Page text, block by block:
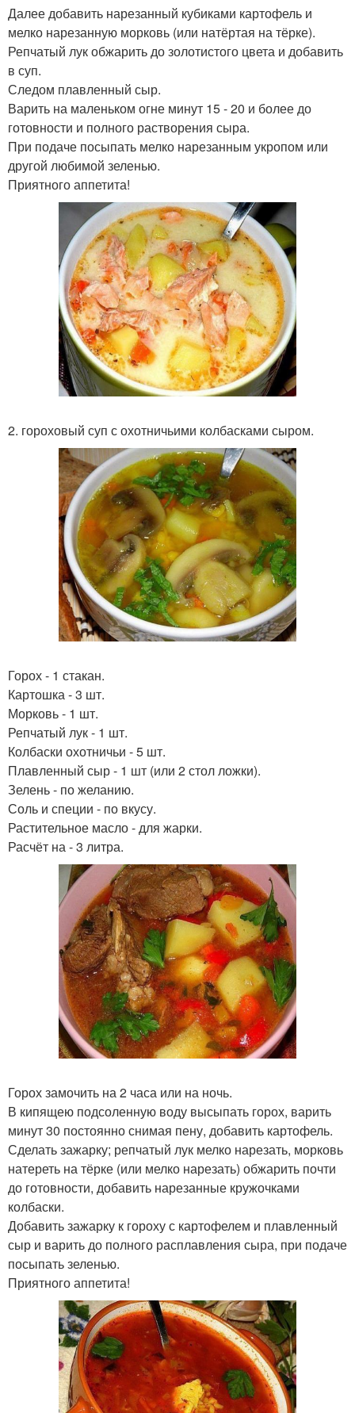
Далее добавить нарезанный кубиками картофель и
мелко нарезанную морковь (или натёртая на тёрке).
Репчатый лук обжарить до золотистого цвета и добавить
в суп.
Следом плавленный сыр.
Варить на маленьком огне минут 15 - 20 и более до
готовности и полного растворения сыра.
При подаче посыпать мелко нарезанным укропом или
другой любимой зеленью.
Приятного аппетита!
2. гороховый суп с охотничьими колбасками сыром.
Горох - 1 стакан.
Картошка - 3 шт.
Морковь - 1 шт.
Репчатый лук - 1 шт.
Колбаски охотничьи - 5 шт.
Плавленный сыр - 1 шт (или 2 стол ложки).
Зелень - по желанию.
Соль и специи - по вкусу.
Растительное масло - для жарки.
Расчёт на - 3 литра.
Горох замочить на 2 часа или на ночь.
В кипящею подсоленную воду высыпать горох, варить
минут 30 постоянно снимая пену, добавить картофель.
Сделать зажарку; репчатый лук мелко нарезать, морковь
натереть на тёрке (или мелко нарезать) обжарить почти
до готовности, добавить нарезанные кружочками
колбаски.
Добавить зажарку к гороху с картофелем и плавленный
сыр и варить до полного расплавления сыра, при подаче
посыпать зеленью.
Приятного аппетита!